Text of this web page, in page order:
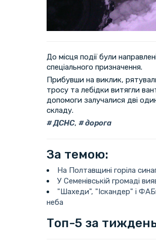
До місця події були
спеціального призначення.
Прибувши на виклик,
тросу та лебідки витягли
допомоги залучалися дві
складу.
ДСНС, дорога
За темою:
На Полтавщині горіла
У Семенівській громаді
"Шахеди", "Іскандер" і
неба
Топ-5 за